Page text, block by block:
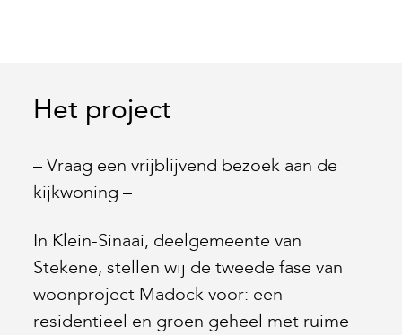
Het project
– Vraag een vrijblijvend bezoek aan de
kijkwoning –
In Klein-Sinaai, deelgemeente van
Stekene, stellen wij de tweede fase van
woonproject Madock voor: een
residentieel en groen geheel met ruime